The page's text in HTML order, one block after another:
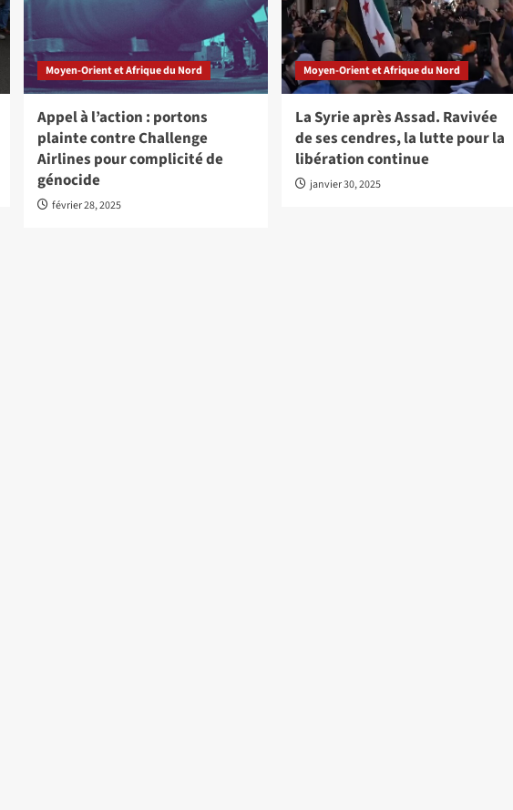
Moyen-Orient et Afrique du Nord
Appel à l’action : portons
plainte contre Challenge
Airlines pour complicité de
génocide
février 28, 2025
Moyen-Orient et Afrique du Nord
La Syrie après Assad. Ravivée
de ses cendres, la lutte pour la
libération continue
janvier 30, 2025